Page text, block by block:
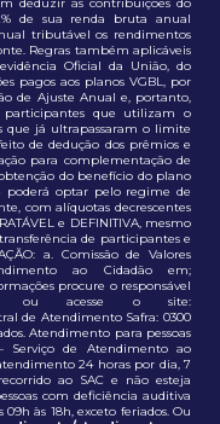
de sua renda bruta anual
tributável os rendimentos
Regras também aplicáveis
Oficial da União, do
pagos aos planos VGBL, por
de Ajuste Anual e, portanto,
que utilizam o
que já ultrapassaram o limite
de dedução dos prêmios e
para complementação de
do benefício do plano
poderá optar pelo regime de
com alíquotas decrescentes
e DEFINITIVA, mesmo
de participantes e
a. Comissão de Valores
ao Cidadão em;
procure o responsável
ou acesse o site:
de Atendimento Safra: 0300
Atendimento para pessoas
Serviço de Atendimento ao
24 horas por dia, 7
ao SAC e não esteja
com deficiência auditiva
09h às 18h, exceto feriados. Ou